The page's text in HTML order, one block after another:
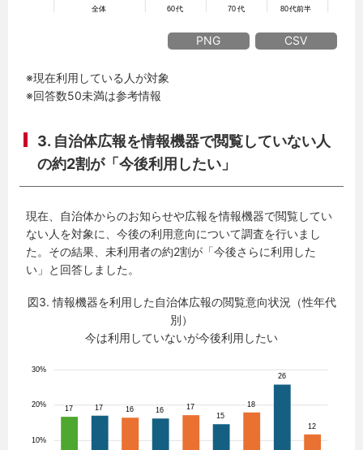
PNG CSV
※現在利用している人が対象
※回答数50未満は参考情報
3. 自治体広報を情報機器で閲覧していない人
の約2割が「今後利用したい」
現在、自治体からのお知らせや広報を情報機器で閲覧してい
ない人を対象に、今後の利用意向について調査を行いまし
た。その結果、未利用者の約2割が「今後さらに利用した
い」と回答しました。
図3. 情報機器を利用した自治体広報の閲覧意向状況（性年代
別）
今は利用していないが今後利用したい